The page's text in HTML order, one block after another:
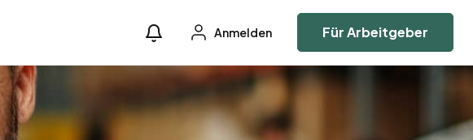
Anmelden Für Arbeitgeber